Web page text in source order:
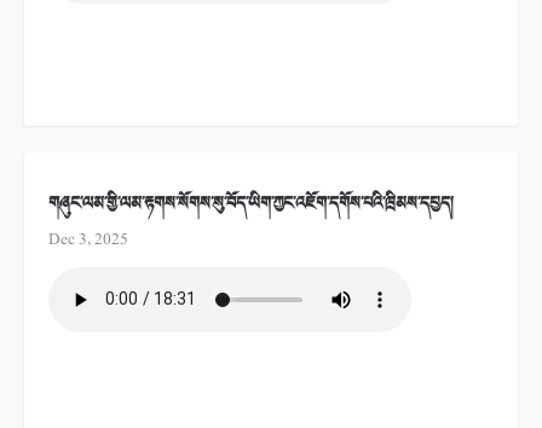
གཞུང་ལམ་གྱི་ལམ་རྟགས་སོགས་སུ་བོད་ཡིག་ཀྱང་འཇོག་དགོས་པའི་ཁྲིམས་དཔྱད།
Dec 3, 2025